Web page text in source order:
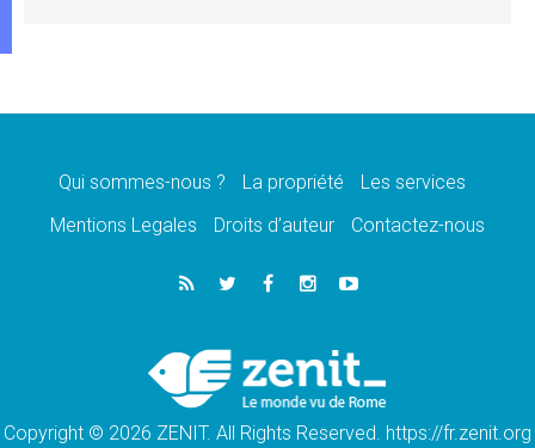
07.08.2026
07.08.2026
de l'Assomption et mémoire nationale
«La paix commence par l'empathie» estime
le cardinal Parolin
En Colombie, «la paix ne s'achète pas avec
une signature»
Qui sommes-nous ? La propriété
Les services
Mentions Legales
Droits d’auteur Contactez-nous
Copyright © 2026 ZENIT. All Rights Reserved. https://fr.zenit.org